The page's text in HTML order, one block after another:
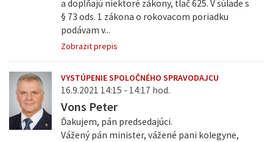
a dopĺňajú niektoré zákony, tlač 625. V súlade s
§ 73 ods. 1 zákona o rokovacom poriadku
podávam v...
Zobrazit prepis
VYSTÚPENIE SPOLOČNÉHO SPRAVODAJCU
16.9.2021 14:15 - 14:17 hod.
Vons Peter
Ďakujem, pán predsedajúci.
Vážený pán minister, vážené pani kolegyne,